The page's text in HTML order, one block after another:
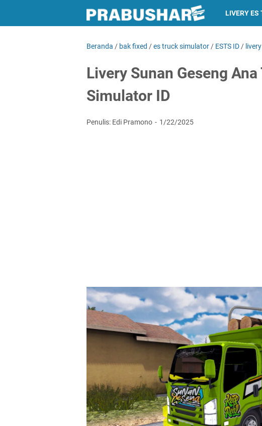
LIVERY ES
Beranda / bak fixed /es truck simulator / ESTS ID / livery
Livery Sunan Geseng
Simulator ID
Penulis: Edi Pramono 1/22/2025